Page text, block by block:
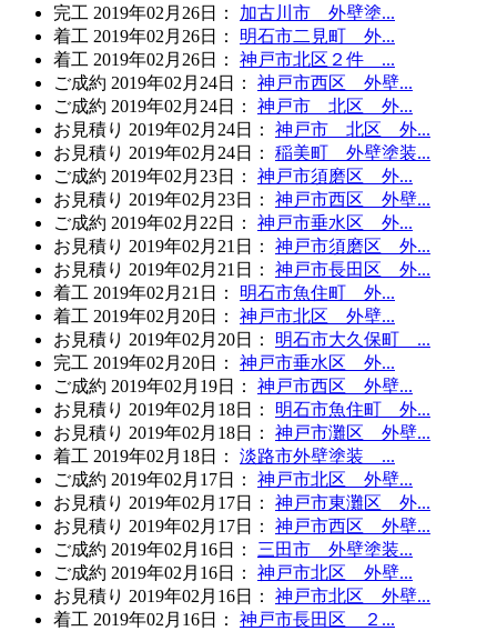
完工 2019年02月26日 ：
加古川市 外壁塗...
着工 2019年02月26日 ：
明石市二見町 外...
着工 2019年02月26日 ：
神戸市北区２件 ...
ご成約 2019年02月24日 ：
神戸市西区 外壁...
ご成約 2019年02月24日 ：
神戸市 北区 外...
お見積り 2019年02月24日 ：
神戸市 北区 外...
お見積り 2019年02月24日 ：
稲美町 外壁塗装...
ご成約 2019年02月23日 ：
神戸市須磨区 外...
お見積り 2019年02月23日 ：
神戸市西区 外壁...
ご成約 2019年02月22日 ：
神戸市垂水区 外...
お見積り 2019年02月21日 ：
神戸市須磨区 外...
お見積り 2019年02月21日 ：
神戸市長田区 外...
着工 2019年02月21日 ：
明石市魚住町 外...
着工 2019年02月20日 ：
神戸市北区 外壁...
お見積り 2019年02月20日 ：
明石市大久保町 ...
完工 2019年02月20日 ：
神戸市垂水区 外...
ご成約 2019年02月19日 ：
神戸市西区 外壁...
お見積り 2019年02月18日 ：
明石市魚住町 外...
お見積り 2019年02月18日 ：
神戸市灘区 外壁...
着工 2019年02月18日 ：
淡路市外壁塗装 ...
ご成約 2019年02月17日 ：
神戸市北区 外壁...
お見積り 2019年02月17日 ：
神戸市東灘区 外...
お見積り 2019年02月17日 ：
神戸市西区 外壁...
ご成約 2019年02月16日 ：
三田市 外壁塗装...
ご成約 2019年02月16日 ：
神戸市北区 外壁...
お見積り 2019年02月16日 ：
神戸市北区 外壁...
着工 2019年02月16日 ：
神戸市長田区 ２...